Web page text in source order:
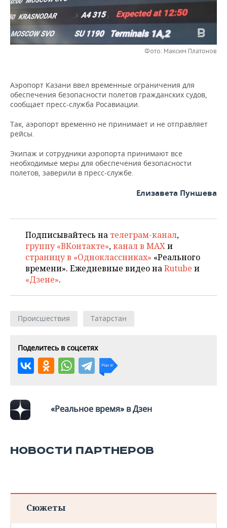
НЕФТЕХИМИЯ
НЕФТЬ
РОЗНИЧНАЯ ТОРГОВЛЯ
ТРАНСПОРТ
НОВОСТИ ТЕХНОЛОГИЙ
IT
ТЕЛЕКОММУНИКАЦИИ
МЕРОПРИЯТИЯ
НОВОСТИ МЕРОПРИЯТИЙ
БИЗНЕС-БРАНЧИ
ОТКРЫТАЯ ЛЕКЦИЯ
СПОРТ
ФУТБОЛ
БАСКЕТБОЛ
ВОЛЕЙБОЛ
ХОККЕЙ С МЯЧОМ
НОВОСТИ ОБЩЕСТВА
ИНФРАСТРУКТУРА
ИСТОРИЯ
ПРОИСШЕСТВИЯ
ФОТОГАЛЕРЕЯ
СПРАВОЧНИК
СПИСОК ПЕРСОН
ПОЛНАЯ ВЕРСИЯ
Фото: Максим Платонов
Аэропорт Казани ввел временные ограничения для
обеспечения безопасности полетов гражданских судов,
сообщает пресс-служба Росавиации.
Так, аэропорт временно не принимает и не отправляет
рейсы.
Экипаж и сотрудники аэропорта принимают все
необходимые меры для обеспечения безопасности
полетов, заверили в пресс-службе.
Елизавета Пуншева
Подписывайтесь на телеграм-канал,
группу «ВКонтакте»,канал в MAXи
страницу в «Одноклассниках» «Реального
времени». Ежедневные видео наRutube и
«Дзене».
Происшествия Татарстан
Поделитесь в соцсетях
«Реальное время» в Дзен
НОВОСТИ ПАРТНЕРОВ
Сюжеты